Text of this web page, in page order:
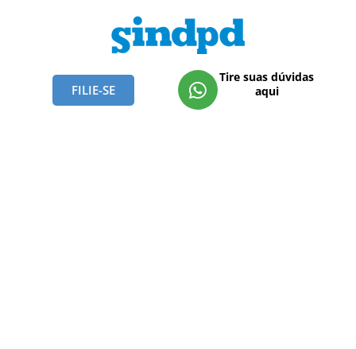
FILIE-SE
Tire suas dúvidas
aqui